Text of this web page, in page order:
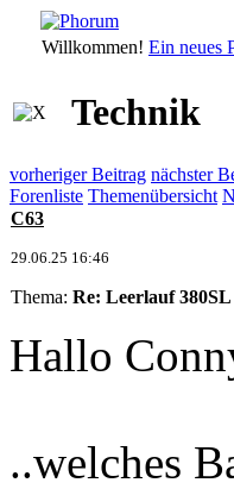
Willkommen! Ein neues
Technik
vorheriger Beitrag nächster
Forenliste Themenübersicht
C63
29.06.25 16:46
Thema: Re: Leerlauf 380SL
Hallo
..welches